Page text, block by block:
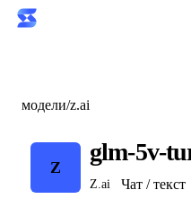
модели/z.ai
Z
glm-5v-
Z.ai Чат / текст